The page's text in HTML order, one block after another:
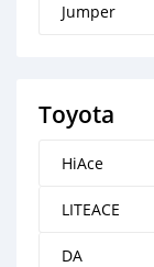
Jumper
Toyota
HiAce
LITEACE
DA